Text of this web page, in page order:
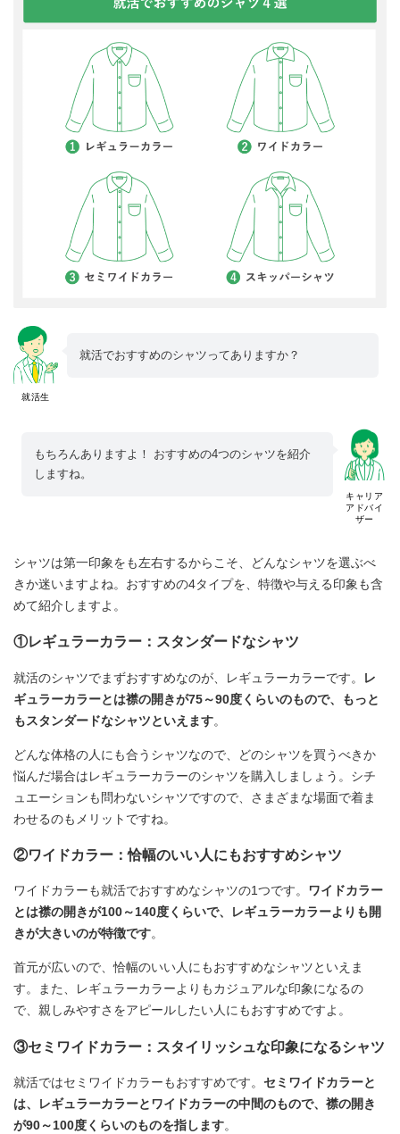
就活生
就活でおすすめのシャツってありますか？
キャリア
アドバイ
ザー
もちろんありますよ！ おすすめの4つのシャツを紹介
しますね。
シャツは第一印象をも左右するからこそ、どんなシャツを選ぶべ
きか迷いますよね。おすすめの4タイプを、特徴や与える印象も含
めて紹介しますよ。
①レギュラーカラー：スタンダードなシャツ
就活のシャツでまずおすすめなのが、レギュラーカラーです。
レ
ギュラーカラーとは襟の開きが75～90度くらいのもので、もっと
もスタンダードなシャツといえます。
どんな体格の人にも合うシャツなので、どのシャツを買うべきか
悩んだ場合はレギュラーカラーのシャツを購入しましょう。シチ
ュエーションも問わないシャツですので、さまざまな場面で着ま
わせるのもメリットですね。
②ワイドカラー：恰幅のいい人にもおすすめシャツ
ワイドカラーも就活でおすすめなシャツの1つです。
ワイドカラー
とは襟の開きが100～140度くらいで、レギュラーカラーよりも開
きが大きいのが特徴です。
首元が広いので、恰幅のいい人にもおすすめなシャツといえま
す。また、レギュラーカラーよりもカジュアルな印象になるの
で、親しみやすさをアピールしたい人にもおすすめですよ。
③セミワイドカラー：スタイリッシュな印象になるシャツ
就活ではセミワイドカラーもおすすめです。 セミワイドカラーと
は、レギュラーカラーとワイドカラーの中間のもので、襟の開き
が90～100度くらいのものを指します。